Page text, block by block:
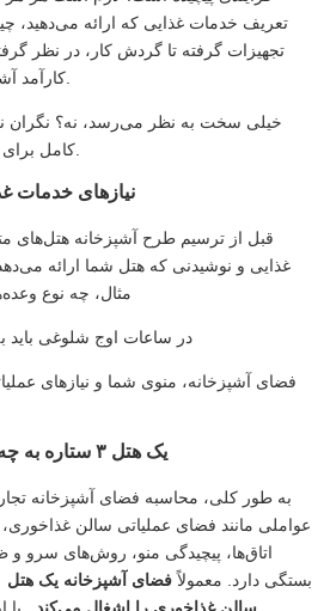
تعریف خدمات غذایی که ارائه می‌دهید،
تجهیزات گرفته تا گردش کار، در نظر
کارآمد آشپزخانه اطمینان حاصل شود.
خیلی سخت به نظر می‌رسد، نه؟ نگران
کامل برای انجام درست آن آمده است.
۱. نیازهای خدمات
قبل از ترسیم طرح آشپزخانه هتل‌های
غذایی و نوشیدنی که هتل شما ارائه
مثال، چه نوع
در ساعات اوج شلوغی باید
فضای آشپزخانه، منوی شما و نیازهای
۲. یک هتل ۳ ستاره به چه مقدار فضا نیاز دارد؟
عواملی مانند فضای عملیاتی سالن
اتاق‌ها، پیچیدگی منو، روش‌های سرو
بستگی دارد. معمولاً